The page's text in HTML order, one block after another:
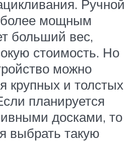
Ручной
более мощным
больший вес,
стоимость. Но
можно
крупных и толстых
планируется
досками, то
выбрать такую